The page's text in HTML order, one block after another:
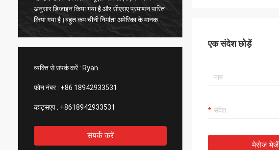
है और सीएसए प्रमाणन पारित
निर्माता अमेरिका के मानक
इतनी अच्छी गुणवत्ता के
रखता है और उनके कर्मचारी उत्पादों के लिए बहुत कठोर
हैं।वे हमेशा अपने नए डिजाइन और उन्नयन की पुष्टि करने
के लिए कई प्रयोग और परीक्षण करते हैंहम आउटसोर्सिंग
भागों के लिए उनके अद्भुत गुणवत्ता नियंत्रण के बारे में भी
व्यक्ति से संपर्क करें : Ryan
फ़ोन नंबर : +86 18942933531
व्हाट्सएप : +8618942933531
संपर्क करें
एक संदेश छोड़ें
मेसेज भेजें